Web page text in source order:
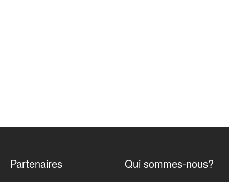
Partenaires Qui sommes-nous?